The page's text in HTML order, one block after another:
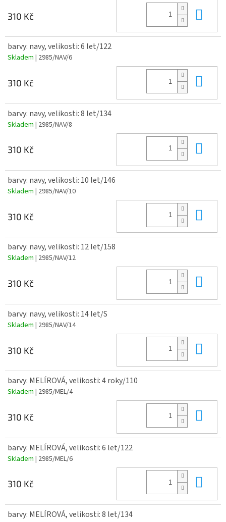
310 Kč
barvy: navy, velikosti: 6 let/122
Skladem | 2985/NAV/6
310 Kč
barvy: navy, velikosti: 8 let/134
Skladem | 2985/NAV/8
310 Kč
barvy: navy, velikosti: 10 let/146
Skladem | 2985/NAV/10
310 Kč
barvy: navy, velikosti: 12 let/158
Skladem | 2985/NAV/12
310 Kč
barvy: navy, velikosti: 14 let/S
Skladem | 2985/NAV/14
310 Kč
barvy: MELÍROVÁ, velikosti: 4 roky/110
Skladem | 2985/MEL/4
310 Kč
barvy: MELÍROVÁ, velikosti: 6 let/122
Skladem | 2985/MEL/6
310 Kč
barvy: MELÍROVÁ, velikosti: 8 let/134